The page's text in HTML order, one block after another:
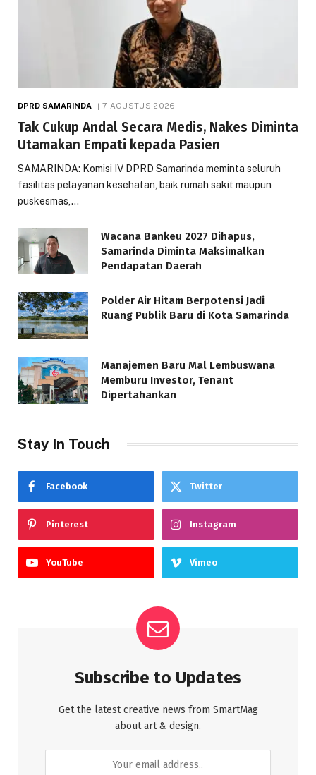
DPRD SAMARINDA 7 AGUSTUS 2026
Tak Cukup Andal Secara Medis, Nakes Diminta
Utamakan Empati kepada Pasien
SAMARINDA: Komisi IV DPRD Samarinda meminta seluruh
fasilitas pelayanan kesehatan, baik rumah sakit maupun
puskesmas,…
Wacana Bankeu 2027 Dihapus,
Samarinda Diminta Maksimalkan
Pendapatan Daerah
Polder Air Hitam Berpotensi Jadi
Ruang Publik Baru di Kota Samarinda
Manajemen Baru Mal Lembuswana
Memburu Investor, Tenant
Dipertahankan
Stay In Touch
Facebook Twitter
Pinterest Instagram
YouTube Vimeo
Subscribe to Updates
Get the latest creative news from SmartMag
about art & design.